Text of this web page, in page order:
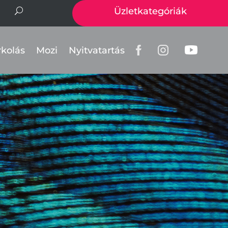
Üzletkategóriák
Mozi Nyitvatartás